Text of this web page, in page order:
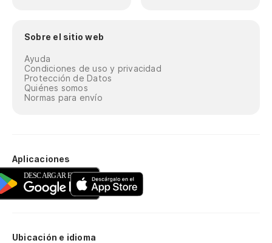
Sobre el sitio web
Ayuda
Condiciones de uso y privacidad
Protección de Datos
Quiénes somos
Normas para envío
Aplicaciones
Ubicación e idioma